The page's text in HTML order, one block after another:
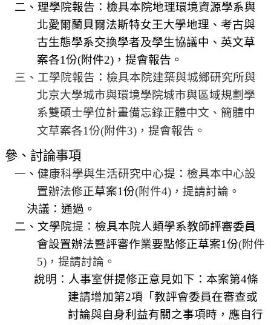
校
校
劃
綜
二、理學院報告：檢具本院地理環境資源學系與
北愛爾蘭貝爾法斯特女王大學地理、考古與
古生態學系交換學者及學生協議中、英文草
案各1份(附件2) ，提會報告。
三、工學院報告 ： 檢具本院建築與城鄉研究所與
北京大學城市與環境學院城市與區域規劃學
系雙碩士學位計畫備忘錄正體中文、簡體中
文草案各1份(附件3) ，提會報告。
參、 討論事項
一 、 健康科學與生活研究中心提： 檢具本中心設
置辦法修正草案1份(附件4) ，提請討論。
決議：通過。
二、文學院提： 檢具本院人類學系教師評審委員
會設置辦法暨評審作業要點修正草案1份(附件
5) ，提請討論。
說明：人事室併提修正意見如下：本案第4條
建請增加第2項「教評會委員在審查或
討論與自身利益有關之事項時，應自行